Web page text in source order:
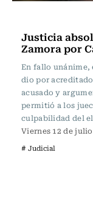
Justicia
Zamora por
En fallo unánime,
dio por
acusado y
permitió a los
culpabilidad del
Viernes 12 de
# Judicial